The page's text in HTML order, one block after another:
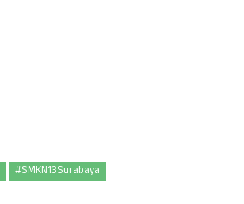
#SMKN13Surabaya